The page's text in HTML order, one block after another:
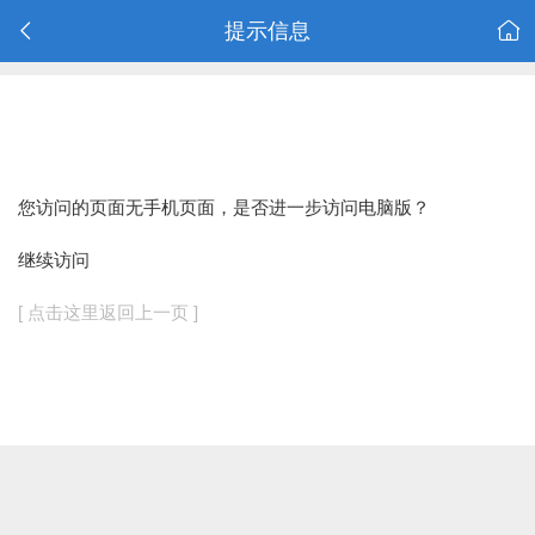
提示信息
您访问的页面无手机页面，是否进一步访问电脑版？
继续访问
[ 点击这里返回上一页 ]